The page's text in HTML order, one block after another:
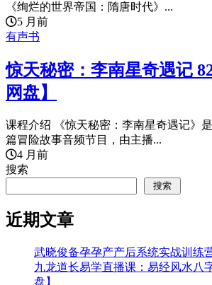
《绚烂的世界帝国：隋唐时代》...
5 月前
有声书
惊天秘密：李南星奇遇记
网盘】
课程介绍 《惊天秘密：李南星奇遇记》
篇冒险故事音频节目，由主播...
4 月前
搜索
搜索
近期文章
武晓俊备孕孕产产后系统实战训练
九龙道长易学直播课：易经风水八
盘】